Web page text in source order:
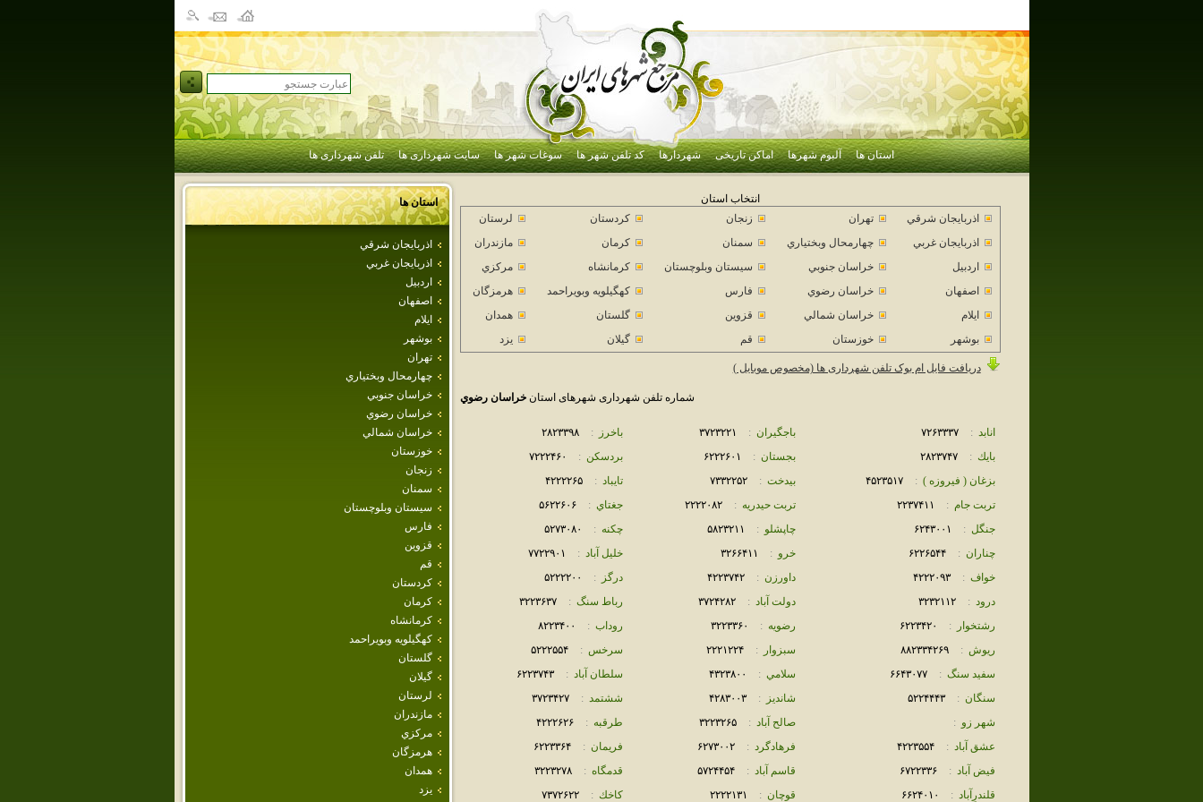
استان ها آلبوم شهرها اماکن تاریخی شهردارها کد تلفن شهر ها سوغات شهر ها سایت شهرداری ها تلفن شهرداری ها
استان ها
اذربايجان شرقي
اذربايجان غربي
اردبيل
اصفهان
ايلام
بوشهر
تهران
چهارمحال وبختياري
خراسان جنوبي
خراسان رضوي
خراسان شمالي
خوزستان
زنجان
سمنان
سيستان وبلوچستان
فارس
قزوين
قم
كردستان
كرمان
كرمانشاه
كهگيلويه وبويراحمد
گلستان
گيلان
لرستان
مازندران
مركزي
هرمزگان
همدان
يزد
انتخاب استان
اذربايجان شرقي
تهران زنجان كردستان
لرستان
اذربايجان غربي
چهارمحال وبختياري سمنان كرمان
مازندران
اردبيل
خراسان جنوبي سيستان وبلوچستان كرمانشاه
مركزي
اصفهان
خراسان رضوي فارس كهگيلويه وبويراحمد
هرمزگان
ايلام
خراسان شمالي قزوين گلستان
همدان
بوشهر
خوزستان قم گيلان يزد
دریافت فایل ام بوک تلفن شهرداری ها (مخصوص موبایل )
شماره تلفن شهرداری شهرهای استانخراسان رضوي
انابد : ٧٢۶٣٣٣٧ باجگيران : ٣٧٢٣٢٢١ باخرز :
٢٨٢٣٣٩٨
بايك : ٢٨٢٣٧۴٧ بجستان : ۶٢٢٢۶٠١ بردسكن :
٧٢٢٢۴۶٠
بزغان ( فيروزه ) : ۴۵٢٣۵١٧ بيدخت : ٧٣٣٢٢۵٢ تايباد :
۴٢٢٢٢۶۵
تربت جام : ٢٢٣٧۴١١ تربت حيدريه : ٢٢٢٢٠٨٢ جغتاي :
۵۶٢٢۶٠۶
جنگل : ۶٢۴٣٠٠١ چاپشلو : ۵٨٢٣٢١١ چکنه :
۵٢٧٣٠٨٠
چناران : ۶٢٢۶۵۴۴ خرو : ٣٢۶۶۴١١ خليل آباد :
٧٧٢٢٩٠١
خواف : ۴٢٢٢٠٩٣ داورزن : ۴٢٢٣٧۴٢ درگز :
۵٢٢٢٢٠٠
درود : ٣٢٣٢١١٢ دولت آباد : ٣٧٢۴٢٨٢ رباط سنگ :
٣٢٢٣۶٣٧
رشتخوار
: ۶٢٢٣۴٢٠ رضويه : ٣٢٢٣٣۶٠ روداب :
٨٢٢٣۴٠٠
ريوش : ٨٨٢٣٣۴٢۶٩ سبزوار : ٢٢٢١٢٢۴ سرخس :
۵٢٢٢۵۵۴
سفيد سنگ : ۶۶۴٣٠٧٧ سلامي : ۴٣٢٣٨٠٠ سلطان آباد :
۶٢٢٣٧۴٣
سنگان : ۵٢٢۴۴۴٣ شانديز : ۴٢٨٣٠٠٣ ششتمد :
٣٧٢٣۴٢٧
شهر زو : صالح آباد : ٣٢٢٣٢۶۵ طرقبه :
۴٢٢٢۶٢۶
عشق آباد : ۴٢٢٣۵۵۴ فرهادگرد : ۶٢٧٣٠٠٢ فريمان :
۶٢٢٣٣۶۴
فيض آباد : ۶٧٢٢٣٣۶ قاسم آباد : ۵٧٢۴۴۵۴ قدمگاه :
٣٢٢٣٢٧٨
قلندرِآباد : ۶۶٢۴٠١٠ قوچان : ٢٢٢٢١٣١ كاخك : ٧٣٧٢۶٢٢